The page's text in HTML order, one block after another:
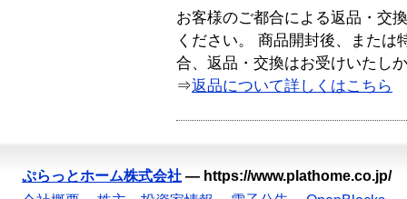
お客様のご都合による返品・交
ください。 商品開封後、または
合、返品・交換はお受けいたし
⇒返品について詳しくはこちら
ぷらっとホーム株式会社 — https://www.plathome.co.jp/